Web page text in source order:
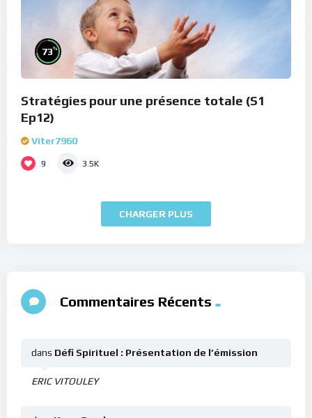
73%
Stratégies pour une présence totale (S1
Ep12)
Viter7960
9 3.5K
CHARGER PLUS
Commentaires Récents
ERIC VITOULEY
dans Défi Spirituel : Présentation de l’émission